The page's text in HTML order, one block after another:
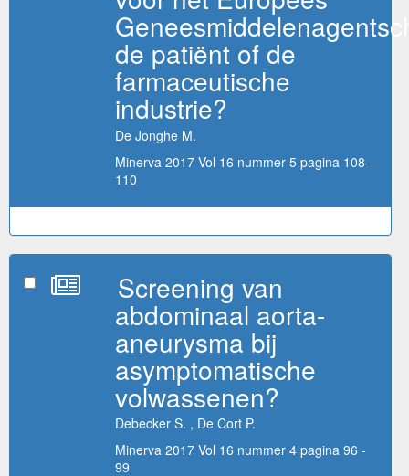
de patiënt of de
farmaceutische
industrie?
De Jonghe M.
Minerva 2017 Vol 16 nummer 5 pagina 108 -
110
Screening van
abdominaal aorta-
aneurysma bij
asymptomatische
volwassenen?
Debecker S. , De Cort P.
Minerva 2017 Vol 16 nummer 4 pagina 96 -
99